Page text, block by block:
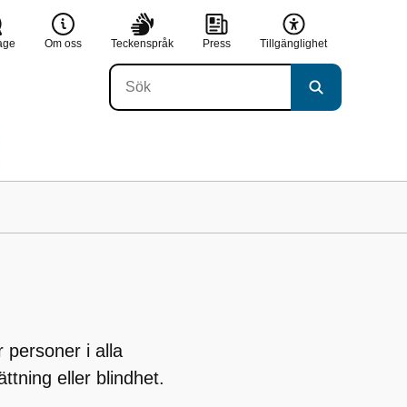
Om oss Teckenspråk Press Tillgänglighet
personer i alla
eller blindhet.